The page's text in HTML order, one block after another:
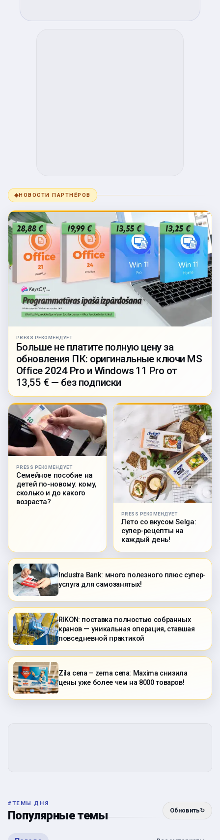
◆НОВОСТИ ПАРТНЁРОВ
PRESS РЕКОМЕНДУЕТ
Больше не платите полную цену за
обновления ПК: оригинальные ключи MS
Office 2024 Pro и Windows 11 Pro от
13,55 € — без подписки
PRESS РЕКОМЕНДУЕТ
Семейное пособие на
детей по-новому: кому,
сколько и до какого
возраста?
PRESS РЕКОМЕНДУЕТ
Лето со вкусом Selga:
супер-рецепты на
каждый день!
Industra Bank: много полезного плюс супер-
услуга для самозанятых!
RIKON: поставка полностью собранных
кранов — уникальная операция, ставшая
повседневной практикой
Zila cena – zema cena: Maxima снизила
цены уже более чем на 8000 товаров!
#ТЕМЫ ДНЯ
Популярные темы Обновить↻